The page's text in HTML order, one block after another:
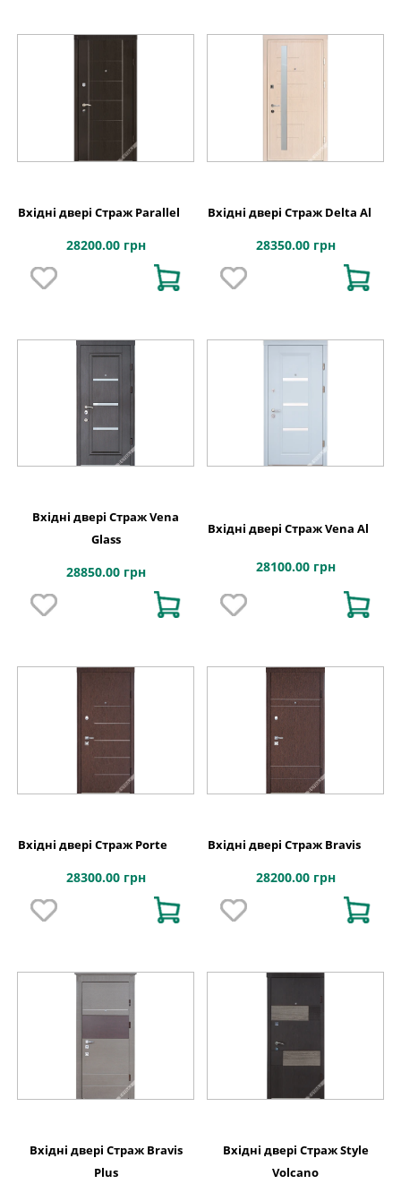
Вхідні двері Страж Parallel
28200.00 грн
Вхідні двері Страж Delta Al
28350.00 грн
Вхідні двері Страж Vena
Glass
28850.00 грн
Вхідні двері Страж Vena Al
28100.00 грн
Вхідні двері Страж Porte
28300.00 грн
Вхідні двері Страж Bravis
28200.00 грн
Вхідні двері Страж Bravis
Plus
Вхідні двері Страж Style
Volcano